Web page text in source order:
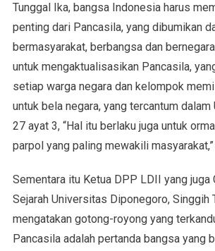
Tunggal Ika, bangsa Indonesia harus
penting dari Pancasila, yang dibumikan
bermasyarakat, berbangsa dan
untuk mengaktualisasikan Pancasila,
setiap warga negara dan kelompok
untuk bela negara, yang tercantum
27 ayat 3, “Hal itu berlaku juga untuk
parpol yang paling mewakili masyarakat,”
Sementara itu Ketua DPP LDII yang juga
Sejarah Universitas Diponegoro, Singgih
mengatakan gotong-royong yang
Pancasila adalah pertanda bangsa yang